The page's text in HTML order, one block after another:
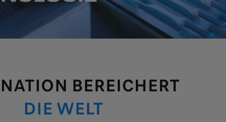
BEREICHERT
DIE WELT